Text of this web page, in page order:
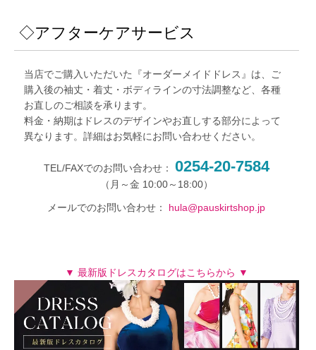
◇アフターケアサービス
当店でご購入いただいた『オーダーメイドドレス』は、ご
購入後の袖丈・着丈・ボディラインの寸法調整など、各種
お直しのご相談を承ります。
料金・納期はドレスのデザインやお直しする部分によって
異なります。詳細はお気軽にお問い合わせください。
TEL/FAXでのお問い合わせ： 0254-20-7584
メールでのお問い合わせ： hula@pauskirtshop.jp
▼ 最新版ドレスカタログはこちらから ▼